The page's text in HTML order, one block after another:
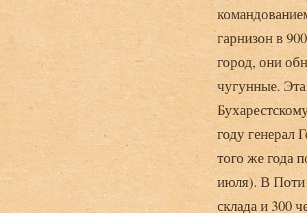
гарнизон в
город, они
чугунные.
году генерал
того же года
июля). В Поти
склада и 300